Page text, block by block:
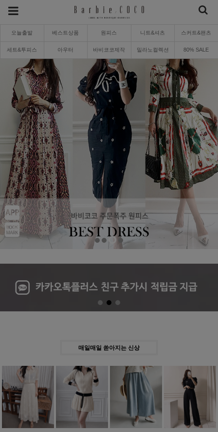
오늘출발 베스트상품 원피스 니트&셔츠 스커트&팬츠
세트&투피스 아우터 바비코코제작 밀라노컬렉션 80% SALE
Previous
매일매일 쏟아지는 신상